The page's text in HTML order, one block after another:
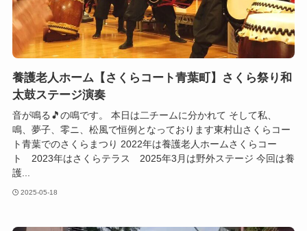
養護老人ホーム【さくらコート青葉町】さくら祭り和
太鼓ステージ演奏
音が鳴る🎵の鳴です。 本日は二チームに分かれて そして私、
鳴、夢子、零ニ、松風で恒例となっております東村山さくらコー
ト青葉でのさくらまつり 2022年は養護老人ホームさくらコー
ト 2023年はさくらテラス 2025年3月は野外ステージ 今回は養
護...
2025-05-18